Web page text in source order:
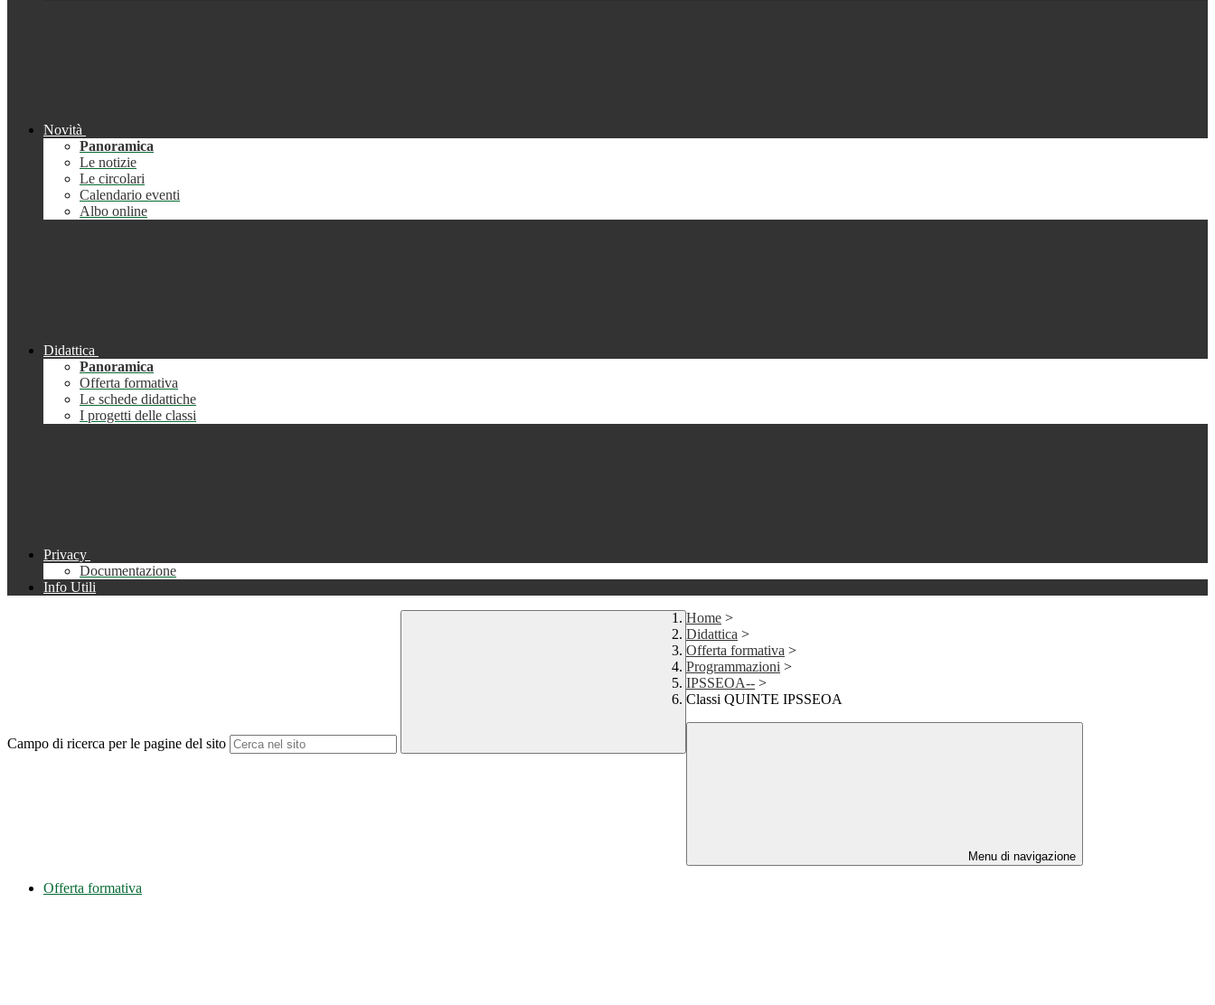
Novità
Panoramica
Le notizie
Le circolari
Calendario eventi
Albo online
Didattica
Panoramica
Offerta formativa
Le schede didattiche
I progetti delle classi
Privacy
Documentazione
Info Utili
Campo di ricerca per le pagine del sito
Home >
Didattica >
Offerta formativa >
Programmazioni >
IPSSEOA-- >
Classi QUINTE IPSSEOA
Menu di navigazione
Offerta formativa